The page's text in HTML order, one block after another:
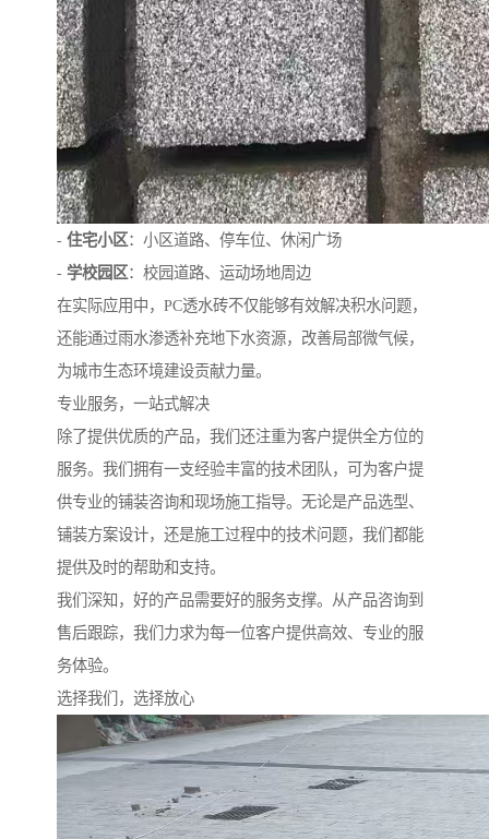
- 住宅小区：小区道路、停车位、休闲广场
- 学校园区：校园道路、运动场地周边
在实际应用中，PC透水砖不仅能够有效解决积水问题，
还能通过雨水渗透补充地下水资源，改善局部微气候，
为城市生态环境建设贡献力量。
专业服务，一站式解决
除了提供优质的产品，我们还注重为客户提供全方位的
服务。我们拥有一支经验丰富的技术团队，可为客户提
供专业的铺装咨询和现场施工指导。无论是产品选型、
铺装方案设计，还是施工过程中的技术问题，我们都能
提供及时的帮助和支持。
我们深知，好的产品需要好的服务支撑。从产品咨询到
售后跟踪，我们力求为每一位客户提供高效、专业的服
务体验。
选择我们，选择放心